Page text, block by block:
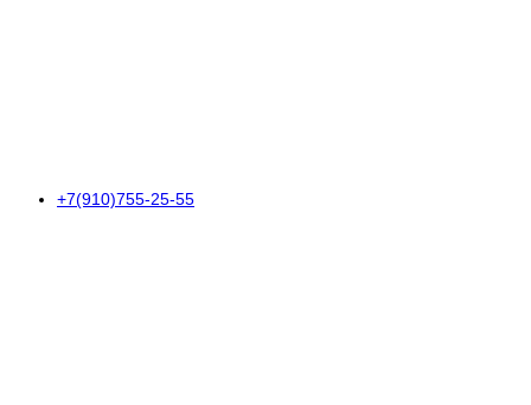
+7(910)755-25-55